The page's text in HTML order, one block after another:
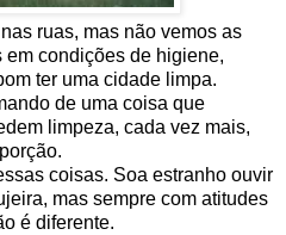
ruas, mas não vemos as
em condições de higiene,
ter uma cidade limpa.
de uma coisa que
limpeza, cada vez mais,
coisas. Soa estranho ouvir
mas sempre com atitudes
é diferente.